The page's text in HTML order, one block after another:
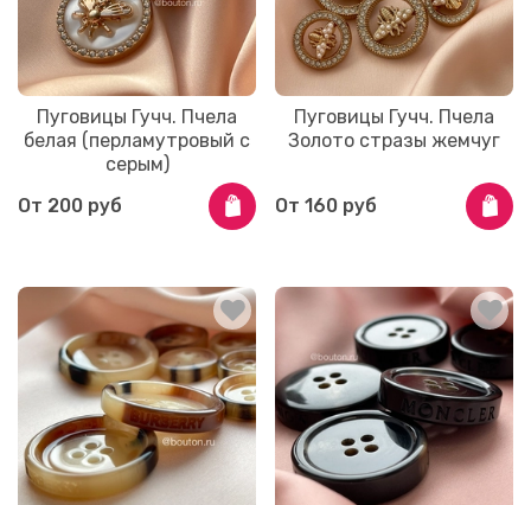
Пуговицы Гучч. Пчела
белая (перламутровый с
серым)
От 200 руб
Пуговицы Гучч. Пчела
Золото стразы жемчуг
От 160 руб